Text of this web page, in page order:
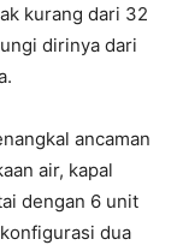
kurang dari 32
dirinya dari
ancaman
air, kapal
dengan 6 unit
dua